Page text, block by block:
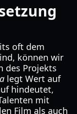
oft dem
können wir
des Projekts
legt Wert auf
hindeutet,
mit
Film als auch